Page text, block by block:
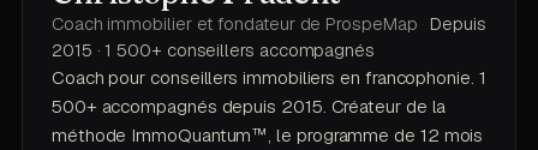
Coach immobilier et fondateur de ProspeMap · Depuis
2015 · 1 500+ conseillers accompagnés
Coach pour conseillers immobiliers en francophonie. 1
500+ accompagnés depuis 2015. Créateur de la
méthode ImmoQuantum™, le programme de 12 mois